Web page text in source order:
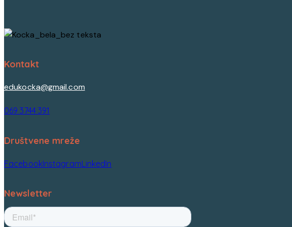
Kontakt
edukocka@gmail.com
069 3744 391
Društvene mreže
FacebookInstagramLinkedIn
Newsletter